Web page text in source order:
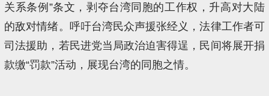
关系条例”条文，剥夺台湾同胞的工作权，升高对大陆
的敌对情绪。呼吁台湾民众声援张经义，法律工作者可
司法援助，若民进党当局政治迫害得逞，民间将展开捐
款缴“罚款”活动，展现台湾的同胞之情。